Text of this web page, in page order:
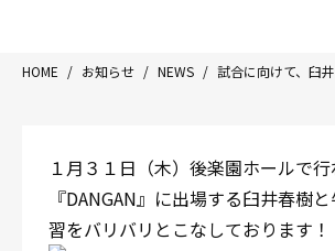
八王子中屋ボクシング
〒192-0072 東京都八王子市南町3-8
Tel/Fax：042-622-7222
入会案内
サポー
HOME / お知らせ / NEWS / 試合に向けて、臼
１月３１日（木）後楽園ホールで行
『DANGAN』に出場する臼井春樹
習をバリバリとこなしております！